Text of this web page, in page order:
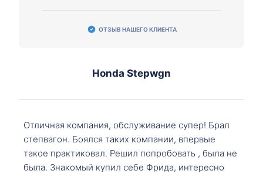
ОТЗЫВ НАШЕГО КЛИЕНТА
Honda Stepwgn
Отличная компания, обслуживание супер! Брал
степвагон. Боялся таких компании, впервые
такое практиковал. Решил попробовать , была не
была. Знакомый купил себе Фрида, интересно